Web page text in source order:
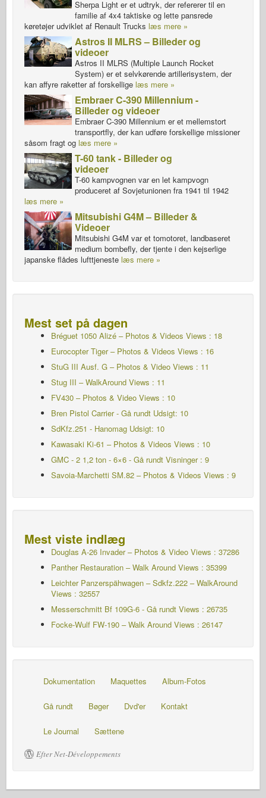
Sherpa Light er et udtryk, der refererer til en
familie af 4x4 taktiske og lette pansrede
køretøjer udviklet af Renault Trucks læs mere »
Astros II MLRS – Billeder og
videoer
Astros II MLRS (Multiple Launch Rocket
System) er et selvkørende artillerisystem, der
kan affyre raketter af forskellige læs mere »
Embraer C-390 Millennium -
Billeder og videoer
Embraer C-390 Millennium er et mellemstort
transportfly, der kan udføre forskellige missioner
såsom fragt og læs mere »
T-60 tank - Billeder og
videoer
T-60 kampvognen var en let kampvogn
produceret af Sovjetunionen fra 1941 til 1942
læs mere »
Mitsubishi G4M – Billeder &
Videoer
Mitsubishi G4M var et tomotoret, landbaseret
medium bombefly, der tjente i den kejserlige
japanske flådes lufttjeneste læs mere »
Mest set på dagen
Bréguet 1050 Alizé – Photos & Videos Views : 18
Eurocopter Tiger – Photos & Videos Views : 16
StuG III Ausf. G – Photos & Video Views : 11
Stug III – WalkAround Views : 11
FV430 – Photos & Video Views : 10
Bren Pistol Carrier - Gå rundt Udsigt: 10
SdKfz.251 - Hanomag Udsigt: 10
Kawasaki Ki-61 – Photos & Videos Views : 10
GMC - 2 1,2 ton - 6×6 - Gå rundt Visninger : 9
Savoia-Marchetti SM.82 – Photos & Videos Views : 9
Mest viste indlæg
Douglas A-26 Invader – Photos & Video Views : 37286
Panther Restauration – Walk Around Views : 35399
Leichter Panzerspähwagen – Sdkfz.222 – WalkAround
Views : 32557
Messerschmitt Bf 109G-6 - Gå rundt Views : 26735
Focke-Wulf FW-190 – Walk Around Views : 26147
Dokumentation Maquettes Album-Fotos
Gå rundt Bøger Dvd'er Kontakt
Le Journal Sættene
Efter Net-Développements